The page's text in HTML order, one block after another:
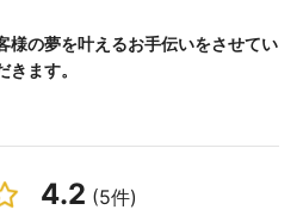
様の夢を叶えるお手伝いをさせてい
きます。
4.2 (5件)